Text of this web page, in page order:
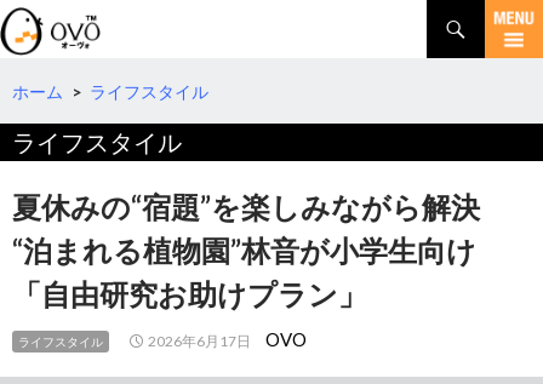
検
索
コ
テ
ツ
へ
移
動
ホーム > ライフスタイル
ライフスタイル
夏休みの“宿題”を楽しみながら解決
“泊まれる植物園”林音が小学生向け
「自由研究お助けプラン」
ライフスタイル 2026年6月17日 OVO